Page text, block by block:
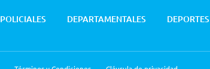
POLICIALES DEPARTAMENTALES DEPORTES